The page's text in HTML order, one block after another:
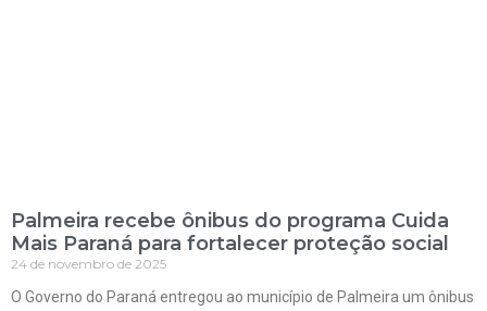
Palmeira recebe ônibus do programa Cuida
Mais Paraná para fortalecer proteção social
24 de novembro de 2025
O Governo do Paraná entregou ao município de Palmeira um ônibus